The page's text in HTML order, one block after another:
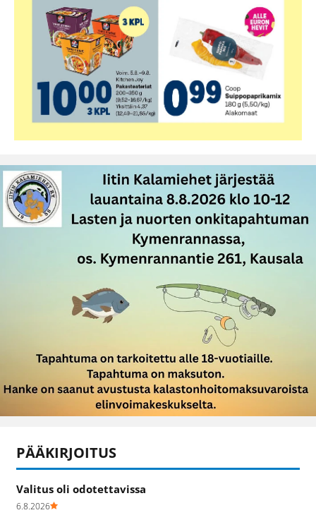
PÄÄKIRJOITUS
Valitus oli odotettavissa
6.8.2026